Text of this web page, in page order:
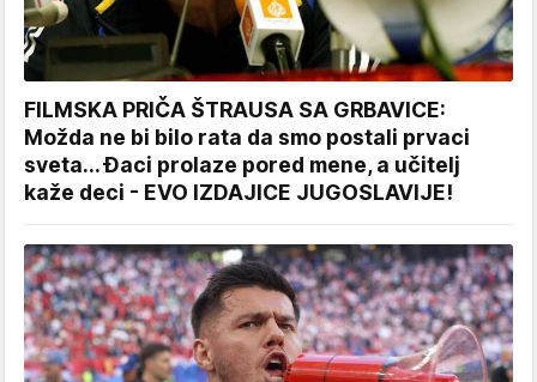
FILMSKA PRIČA ŠTRAUSA SA GRBAVICE:
Možda ne bi bilo rata da smo postali prvaci
sveta... Đaci prolaze pored mene, a učitelj
kaže deci - EVO IZDAJICE JUGOSLAVIJE!